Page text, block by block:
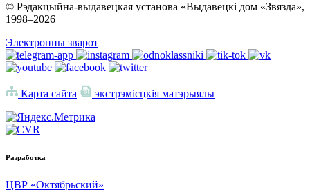
© Рэдакцыйна-выдавецкая установа «Выдавецкі дом «Звязда»,
1998–2026
Электронны зварот
Карта сайта экстрэмісцкія матэрыялы
Разработка
ЦВР «Октябрьский»